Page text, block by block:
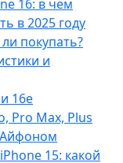
16: в чем
в 2025 году
покупать?
и
16е
Pro Max, Plus
15: какой